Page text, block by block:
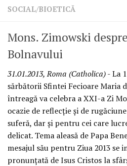
SOCIAL/BIOETICĂ
Mons. Zimowski
Bolnavului
31.01.2013, Roma (Catholica)- La
sărbătorii Sfintei Fecioare Maria
întreagă va celebra a XXI-a Zi
ocazie de reflecţie şi de
suferă, dar şi pentru cei care
delicat. Tema aleasă de Papa
mesajul său pentru Ziua 2013 se
pronunţată de Isus Cristos la